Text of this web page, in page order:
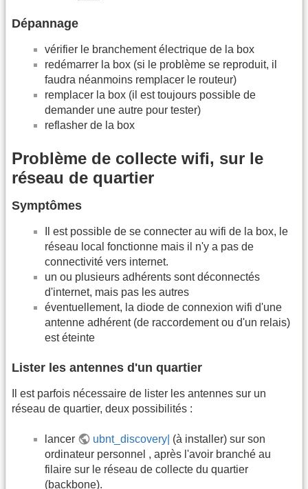
Dépannage
vérifier le branchement électrique de la box
redémarrer la box (si le problème se reproduit, il
faudra néanmoins remplacer le routeur)
remplacer la box (il est toujours possible de
demander une autre pour tester)
reflasher de la box
Problème de collecte wifi, sur le
réseau de quartier
Symptômes
Il est possible de se connecter au wifi de la box, le
réseau local fonctionne mais il n'y a pas de
connectivité vers internet.
un ou plusieurs adhérents sont déconnectés
d'internet, mais pas les autres
éventuellement, la diode de connexion wifi d'une
antenne adhérent (de raccordement ou d'un relais)
est éteinte
Lister les antennes d'un quartier
Il est parfois nécessaire de lister les antennes sur un
réseau de quartier, deux possibilités :
lancer ubnt_discovery| (à installer) sur son
ordinateur personnel , après l'avoir branché au
filaire sur le réseau de collecte du quartier
(backbone).